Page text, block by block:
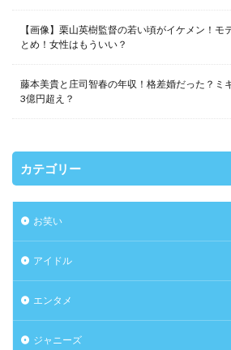
【画像】栗山英樹監督の若い頃がイケメン！モ
とめ！女性はもういい？
藤本美貴と庄司智春の年収！格差婚だった？ミ
3億円超え？
カテゴリー
お笑い
アイドル
エンタメ
ジャニーズ